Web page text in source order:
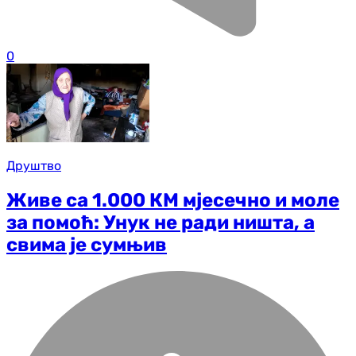
0
Друштво
Живе са 1.000 КМ мјесечно и моле
за помоћ: Унук не ради ништа, а
свима је сумњив